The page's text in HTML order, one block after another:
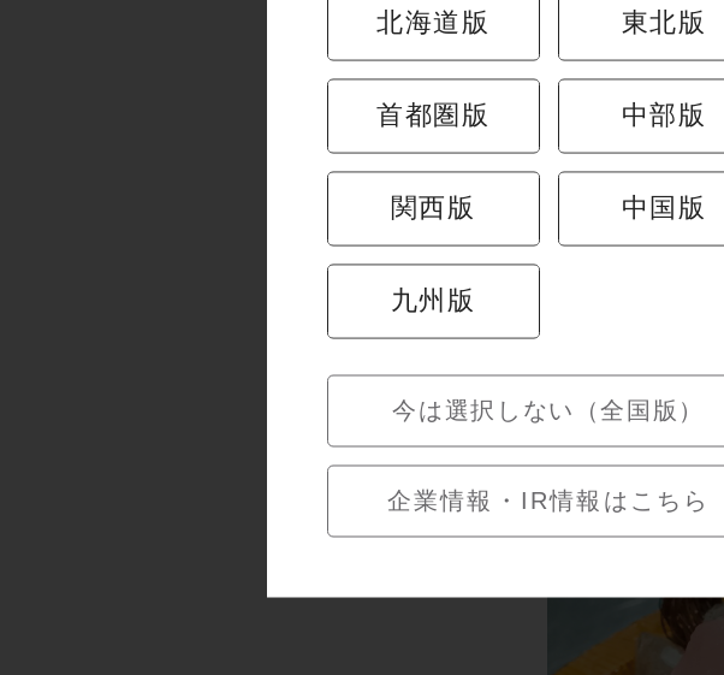
北海道版 東北版
首都圏版 中部版
関西版 中国版
九州版
今は選択しない（全国版）
企業情報・IR情報はこちら
網で一網打尽にする漁とは異
身の締まりと鮮度が圧倒的に
皮と身の間に凝縮された上質
味を引き出しました。
房州の恵みを味わ